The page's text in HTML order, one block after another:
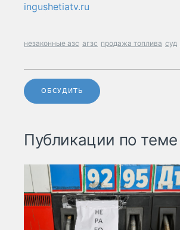
ingushetiatv.ru
незаконные азс агзс продажа топлива суд
ОБСУДИТЬ
Публикации по теме